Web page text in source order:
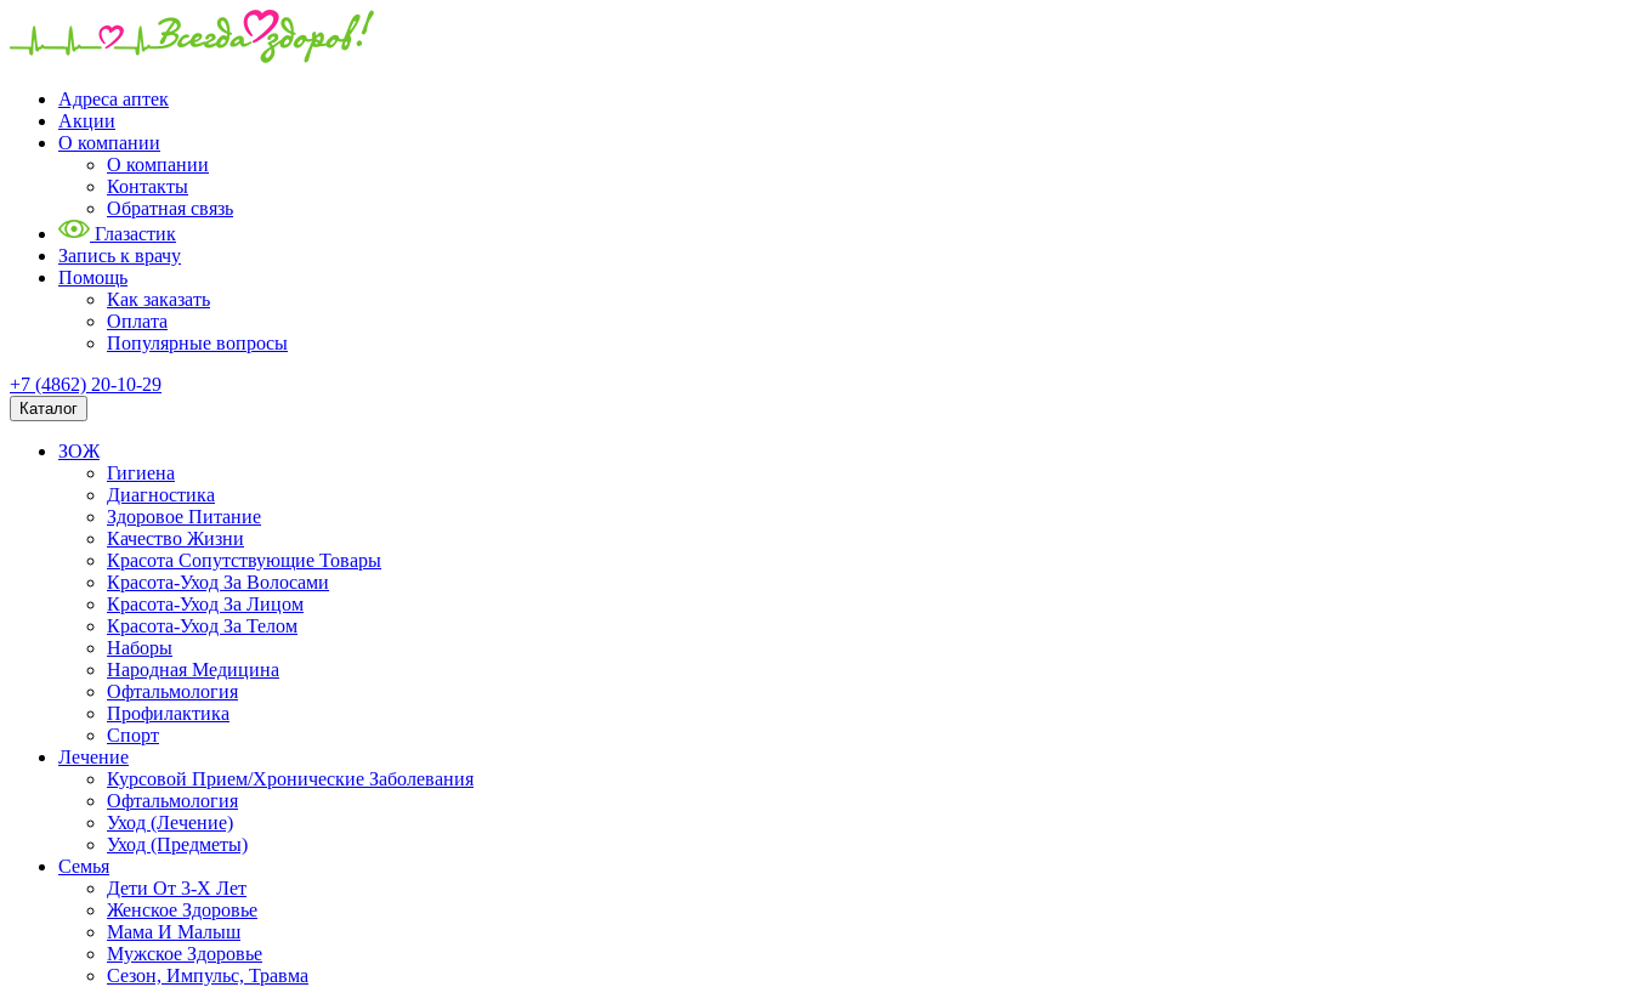
Адреса аптек
Акции
О компании
О компании
Контакты
Обратная связь
Глазастик
Запись к врачу
Помощь
Как заказать
Оплата
Популярные вопросы
+7 (4862) 20-10-29
Каталог
ЗОЖ
Гигиена
Диагностика
Здоровое Питание
Качество Жизни
Красота Сопутствующие Товары
Красота-Уход За Волосами
Красота-Уход За Лицом
Красота-Уход За Телом
Наборы
Народная Медицина
Офтальмология
Профилактика
Спорт
Лечение
Курсовой Прием/Хронические Заболевания
Офтальмология
Уход (Лечение)
Уход (Предметы)
Семья
Дети От 3-Х Лет
Женское Здоровье
Мама И Малыш
Мужское Здоровье
Сезон, Импульс, Травма